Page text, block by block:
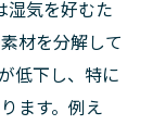
湿気を好むた
材を分解して
低下し、特に
ます。例え